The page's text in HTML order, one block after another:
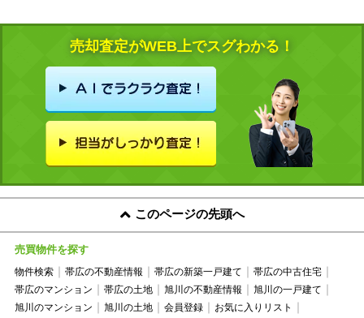
売却査定がWEB上でスグわかる！
このページの先頭へ
売買物件を探す
物件検索 帯広の不動産情報 帯広の新築一戸建て
帯広の中古住宅
帯広のマンション
帯広の土地 旭川の不動産情報
旭川の一戸建て
旭川のマンション
旭川の土地 会員登録
お気に入りリスト